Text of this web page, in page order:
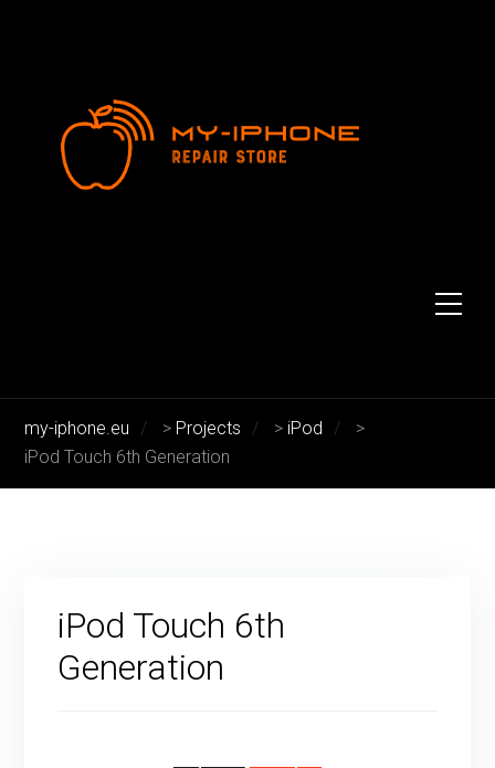
my-iphone.eu > Projects > iPod
>
iPod Touch 6th Generation
iPod Touch 6th
Generation